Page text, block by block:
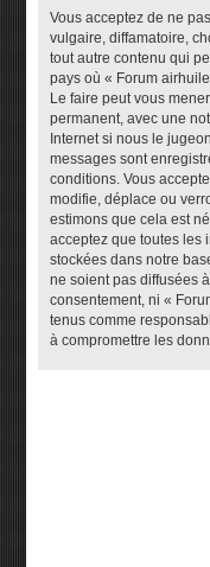
Vous acceptez de ne
vulgaire, diffamatoire,
tout autre contenu qui
pays où « Forum
Le faire peut vous
permanent, avec une
Internet si nous le
messages sont
conditions. Vous
modifie, déplace ou
estimons que cela est
acceptez que toutes les
stockées dans notre
ne soient pas diffusées
consentement, ni «
tenus comme
à compromettre les